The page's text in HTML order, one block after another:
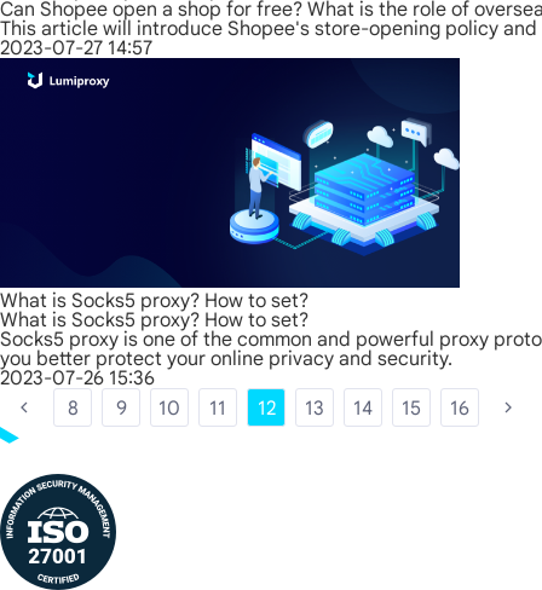
Can Shopee open a shop for free? What is the role of
This article will introduce Shopee's store-opening policy
2023-07-27 14:57
What is Socks5 proxy? How to set?
What is Socks5 proxy? How to set?
Socks5 proxy is one of the common and powerful proxy
you better protect your online privacy and security.
2023-07-26 15:36
8
9 10 11 12 13 14 15 16